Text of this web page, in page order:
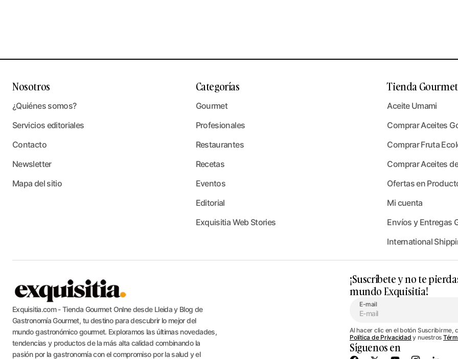
Exquisitia.com - Tienda Gourmet Onlne desde Lleida y Blog de
Gastronomía Gourmet, tu destino para descubrir lo mejor del
mundo gastronómico gourmet. Exploramos las últimas novedades,
tendencias y productos de la más alta calidad combinando la
pasión por la gastronomía con el compromiso por la salud y el
Nosotros
¿Quiénes somos?
Servicios editoriales
Contacto
Newsletter
Mapa del sitio
Categorías
Gourmet
Profesionales
Restaurantes
Recetas
Eventos
Editorial
Exquisitia Web Stories
Tienda
Aceite Umami
Comprar Aceites
Comprar Fruta
Comprar Aceites
Ofertas en
Mi cuenta
Envíos y Entregas
International
¡Suscríbete y no te
mundo Exquisitia!
E-mail
Al hacer clic en el botón Suscribirme,
Política de Privacidad y nuestros
Síguenos en